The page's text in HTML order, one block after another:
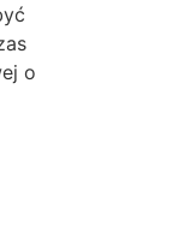
o